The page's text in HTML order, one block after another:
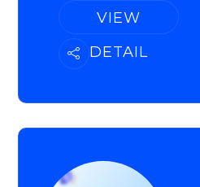
VIEW
DETAIL